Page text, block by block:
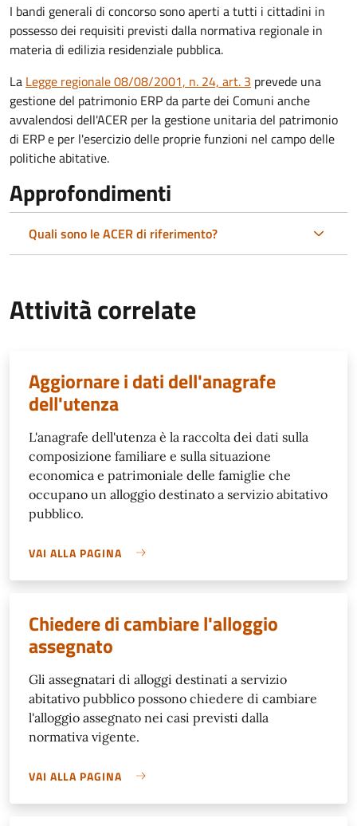
I bandi generali di concorso sono aperti a tutti i cittadini in
possesso dei requisiti previsti dalla normativa regionale in
materia di edilizia residenziale pubblica.
La Legge regionale 08/08/2001, n. 24, art. 3 prevede una
gestione del patrimonio ERP da parte dei Comuni anche
avvalendosi dell'ACER per la gestione unitaria del patrimonio
di ERP e per l'esercizio delle proprie funzioni nel campo delle
politiche abitative.
Approfondimenti
Quali sono le ACER di riferimento?
Attività correlate
Aggiornare i dati dell'anagrafe
dell'utenza
L'anagrafe dell'utenza è la raccolta dei dati sulla
composizione familiare e sulla situazione
economica e patrimoniale delle famiglie che
occupano un alloggio destinato a servizio abitativo
pubblico.
VAI ALLA PAGINA
Chiedere di cambiare l'alloggio
assegnato
Gli assegnatari di alloggi destinati a servizio
abitativo pubblico possono chiedere di cambiare
l'alloggio assegnato nei casi previsti dalla
normativa vigente.
VAI ALLA PAGINA